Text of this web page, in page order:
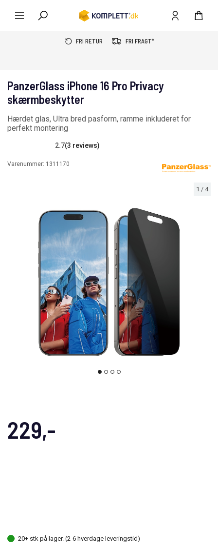
FRI RETUR FRI FRAGT*
1 / 4
PanzerGlass iPhone 16 Pro Privacy
skærmbeskytter
Hærdet glas, Ultra bred pasform, ramme inkluderet for
perfekt montering
2.7(3 reviews)
Varenummer: 1311170
229,-
20+ stk på lager. (2-6 hverdage leveringstid)